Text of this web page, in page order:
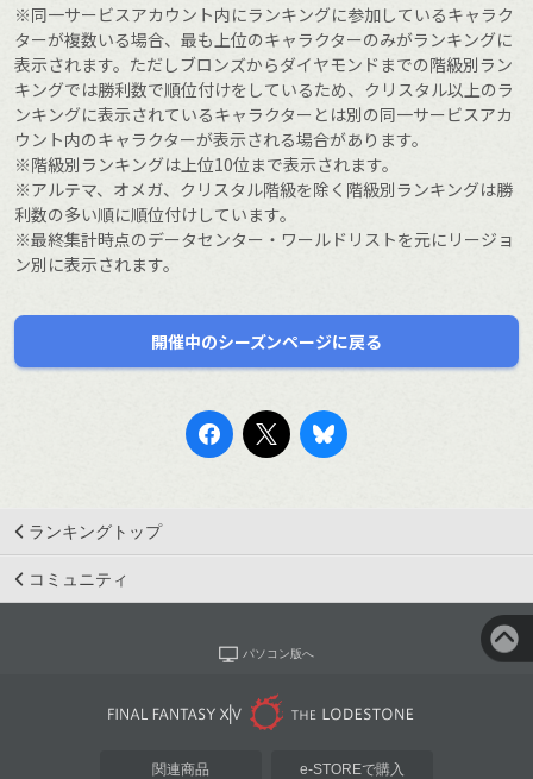
※同一サービスアカウント内にランキングに参加しているキャラク
ターが複数いる場合、最も上位のキャラクターのみがランキングに
表示されます。ただしブロンズからダイヤモンドまでの階級別ラン
キングでは勝利数で順位付けをしているため、クリスタル以上のラ
ンキングに表示されているキャラクターとは別の同一サービスアカ
ウント内のキャラクターが表示される場合があります。
※階級別ランキングは上位10位まで表示されます。
※アルテマ、オメガ、クリスタル階級を除く階級別ランキングは勝
利数の多い順に順位付けしています。
※最終集計時点のデータセンター・ワールドリストを元にリージョ
ン別に表示されます。
開催中のシーズンページに戻る
ランキングトップ
コミュニティ
パソコン版へ
関連商品 e-STOREで購入